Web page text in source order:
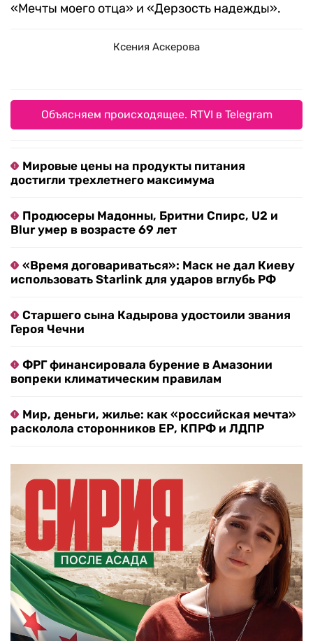
«Мечты моего отца» и «Дерзость надежды».
Ксения Аскерова
Объясняем происходящее. RTVI в Telegram
Мировые цены на продукты питания
достигли трехлетнего максимума
Продюсеры Мадонны, Бритни Спирс, U2 и
Blur умер в возрасте 69 лет
«Время договариваться»: Маск не дал Киеву
использовать Starlink для ударов вглубь РФ
Старшего сына Кадырова удостоили звания
Героя Чечни
ФРГ финансировала бурение в Амазонии
вопреки климатическим правилам
Мир, деньги, жилье: как «российская мечта»
расколола сторонников ЕР, КПРФ и ЛДПР